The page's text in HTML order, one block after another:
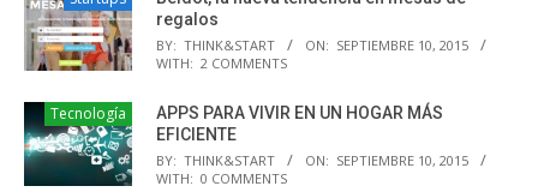
regalos
BY: THINK&START ON: SEPTIEMBRE 10, 2015
WITH: 2 COMMENTS
Tecnología
APPS PARA VIVIR EN UN HOGAR MÁS
EFICIENTE
BY: THINK&START ON: SEPTIEMBRE 10, 2015
WITH: 0 COMMENTS